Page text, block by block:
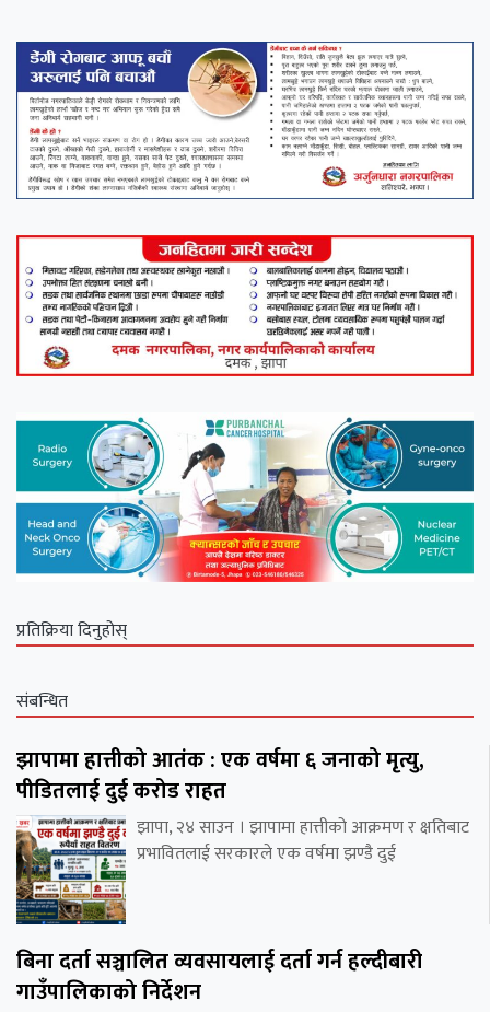
प्रतिक्रिया दिनुहोस्
संबन्धित
झापामा हात्तीको आतंक : एक वर्षमा ६ जनाको मृत्यु,
पीडितलाई दुई करोड राहत
झापा, २४ साउन । झापामा हात्तीको आक्रमण र क्षतिबाट
प्रभावितलाई सरकारले एक वर्षमा झण्डै दुई
बिना दर्ता सञ्चालित व्यवसायलाई दर्ता गर्न हल्दीबारी
गाउँपालिकाको निर्देशन